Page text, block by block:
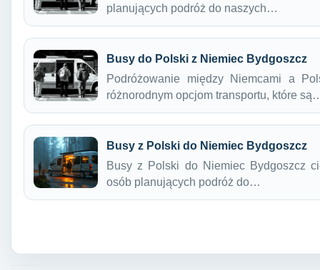
planujących podróż do naszych…
Busy do Polski z Niemiec Bydgoszcz
Podróżowanie między Niemcami a
różnorodnym opcjom transportu, które
Busy z Polski do Niemiec Bydgoszcz
Busy z Polski do Niemiec Bydgoszcz
osób planujących podróż do…